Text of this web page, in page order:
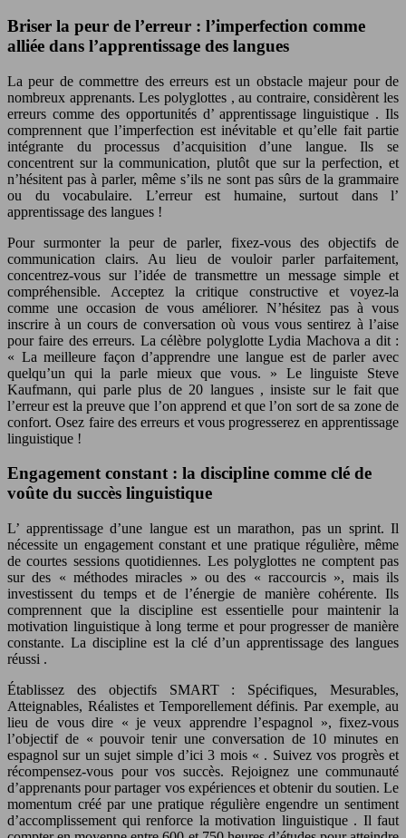
Briser la peur de l’erreur : l’imperfection comme
alliée dans l’apprentissage des langues
La peur de commettre des erreurs est un obstacle majeur pour de
nombreux apprenants. Les polyglottes , au contraire, considèrent les
erreurs comme des opportunités d’apprentissage linguistique . Ils
comprennent que l’imperfection est inévitable et qu’elle fait partie
intégrante du processus d’acquisition d’une langue. Ils se
concentrent sur la communication, plutôt que sur la perfection, et
n’hésitent pas à parler, même s’ils ne sont pas sûrs de la grammaire
ou du vocabulaire. L’erreur est humaine, surtout dans l’
apprentissage des langues !
Pour surmonter la peur de parler, fixez-vous des objectifs de
communication clairs. Au lieu de vouloir parler parfaitement,
concentrez-vous sur l’idée de transmettre un message simple et
compréhensible. Acceptez la critique constructive et voyez-la
comme une occasion de vous améliorer. N’hésitez pas à vous
inscrire à un cours de conversation où vous vous sentirez à l’aise
pour faire des erreurs. La célèbre polyglotteLydia Machova a dit :
« La meilleure façon d’apprendre une langue est de parler avec
quelqu’un qui la parle mieux que vous. » Le linguiste Steve
Kaufmann, qui parle plus de 20 langues , insiste sur le fait que
l’erreur est la preuve que l’on apprend et que l’on sort de sa zone de
confort. Osez faire des erreurs et vous progresserez en apprentissage
linguistique !
Engagement constant : la discipline comme clé de
voûte du succès linguistique
L’ apprentissage d’une langue est un marathon, pas un sprint. Il
nécessite un engagement constant et une pratique régulière, même
de courtes sessions quotidiennes. Les polyglottesne comptent pas
sur des « méthodes miracles » ou des « raccourcis », mais ils
investissent du temps et de l’énergie de manière cohérente. Ils
comprennent que la discipline est essentielle pour maintenir la
motivation linguistique à long terme et pour progresser de manière
constante. La discipline est la clé d’un apprentissage des langues
réussi .
Établissez des objectifs SMART : Spécifiques, Mesurables,
Atteignables, Réalistes et Temporellement définis. Par exemple, au
lieu de vous dire « je veux apprendre l’espagnol », fixez-vous
l’objectif de « pouvoir tenir une conversation de 10 minutesen
espagnol sur un sujet simple d’ici3 mois « . Suivez vos progrès et
récompensez-vous pour vos succès. Rejoignez une communauté
d’apprenants pour partager vos expériences et obtenir du soutien. Le
momentum créé par une pratique régulière engendre un sentiment
d’accomplissement qui renforce la motivation linguistique . Il faut